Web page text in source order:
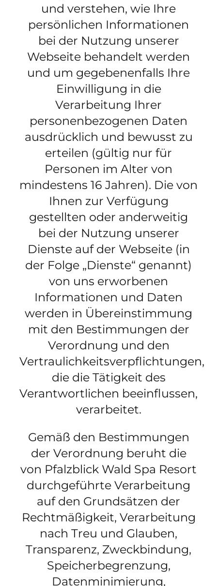
und verstehen, wie Ihre
persönlichen Informationen
bei der Nutzung unserer
Webseite behandelt werden
und um gegebenenfalls Ihre
Einwilligung in die
Verarbeitung Ihrer
personenbezogenen Daten
ausdrücklich und bewusst zu
erteilen (gültig nur für
Personen im Alter von
mindestens 16 Jahren). Die von
Ihnen zur Verfügung
gestellten oder anderweitig
bei der Nutzung unserer
Dienste auf der Webseite (in
der Folge „Dienste“ genannt)
von uns erworbenen
Informationen und Daten
werden in Übereinstimmung
mit den Bestimmungen der
Verordnung und den
Vertraulichkeitsverpflichtungen,
die die Tätigkeit des
Verantwortlichen beeinflussen,
verarbeitet.
Gemäß den Bestimmungen
der Verordnung beruht die
von Pfalzblick Wald Spa Resort
durchgeführte Verarbeitung
auf den Grundsätzen der
Rechtmäßigkeit, Verarbeitung
nach Treu und Glauben,
Transparenz, Zweckbindung,
Speicherbegrenzung,
Datenminimierung,